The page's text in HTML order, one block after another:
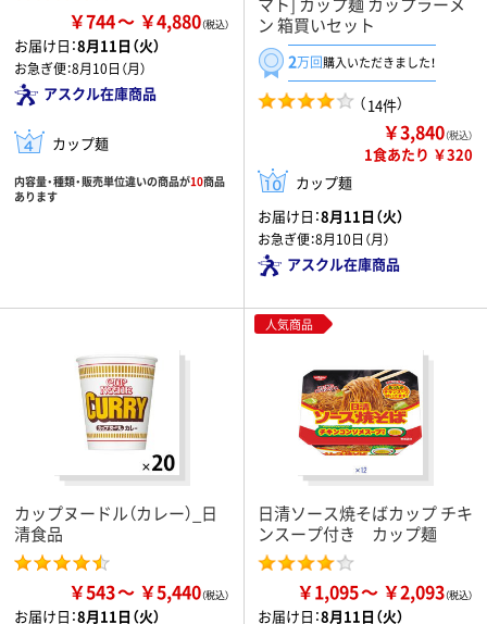
￥744 ￥4,880
お届け日：8月11日（火）
お急ぎ便：8月10日（月）
アスクル在庫商品
カップ麺
内容量・種類・販売単位違いの商品が10商品
あります
ン 箱買いセット
2万回購入いただきました！
（14件）
￥3,840（税込）
1食あたり ￥320
カップ麺
お届け日：8月11日（火）
お急ぎ便：8月10日（月）
アスクル在庫商品
カップヌードル（カレー）_日
清食品
￥543 ￥5,440
お届け日：8月11日（火）
人気商品
日清ソース焼そばカップ チキ
ンスープ付き カップ麺
￥1,095 ￥2,093
お届け日：8月11日（火）